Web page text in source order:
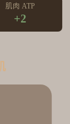
肌肉 ATP
+2